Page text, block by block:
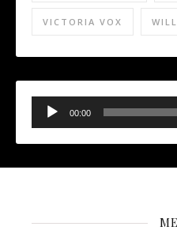
VICTORIA VOX
Audio
Player
00:00